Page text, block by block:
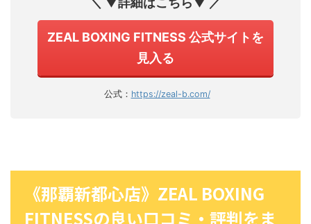
ZEAL BOXING FITNESS 公式サイトを
見入る
公式： https://zeal-b.com/
《那覇新都心店》ZEAL BOXING
FITNESSの良い口コミ・評判をま